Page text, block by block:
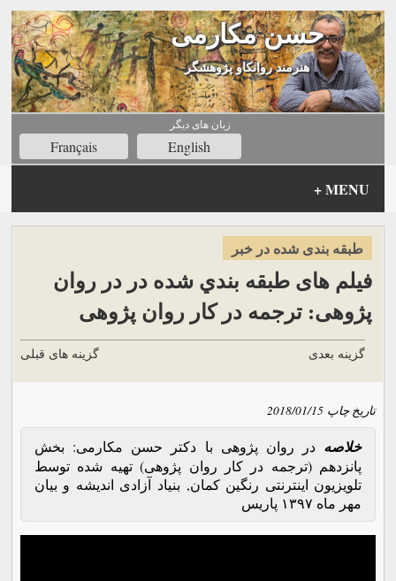
حسن مکارمی
هنرمند روانکاو پژوهشگر
زبان های ديگر
Français English
MENU
+
طبقه بندی شده در خبر
فیلم های طبقه بندي شده در در روان
پژوهی: ترجمه در کار روان پژوهی
گزینه های قبلی گزینه بعدی
تاریخ چاپ 2018/01/15
خلاصهدر روان پژوهی با دکتر حسن مکارمی: بخش
پانزدهم (ترجمه در کار روان پژوهی) تهیه شده توسط
تلویزیون اینترنتی رنگین کمان, بنیاد آزادی اندیشه و بیان
مهر ماه ۱۳۹۷ پاریس